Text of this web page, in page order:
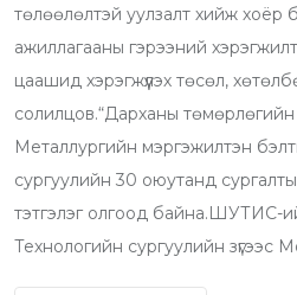
төлөөлөлтэй уулзалт хийж хоёр
ажиллагааны гэрээний
цаашид хэрэгжүүлэх төсөл,
солилцов.“Дарханы төмөрлөгийн
Металлургийн мэргэжилтэн
сургуулийн 30 оюутанд
тэтгэлэг олгоод байна.ШУТИС-
Технологийн сургуулийн зүгээс